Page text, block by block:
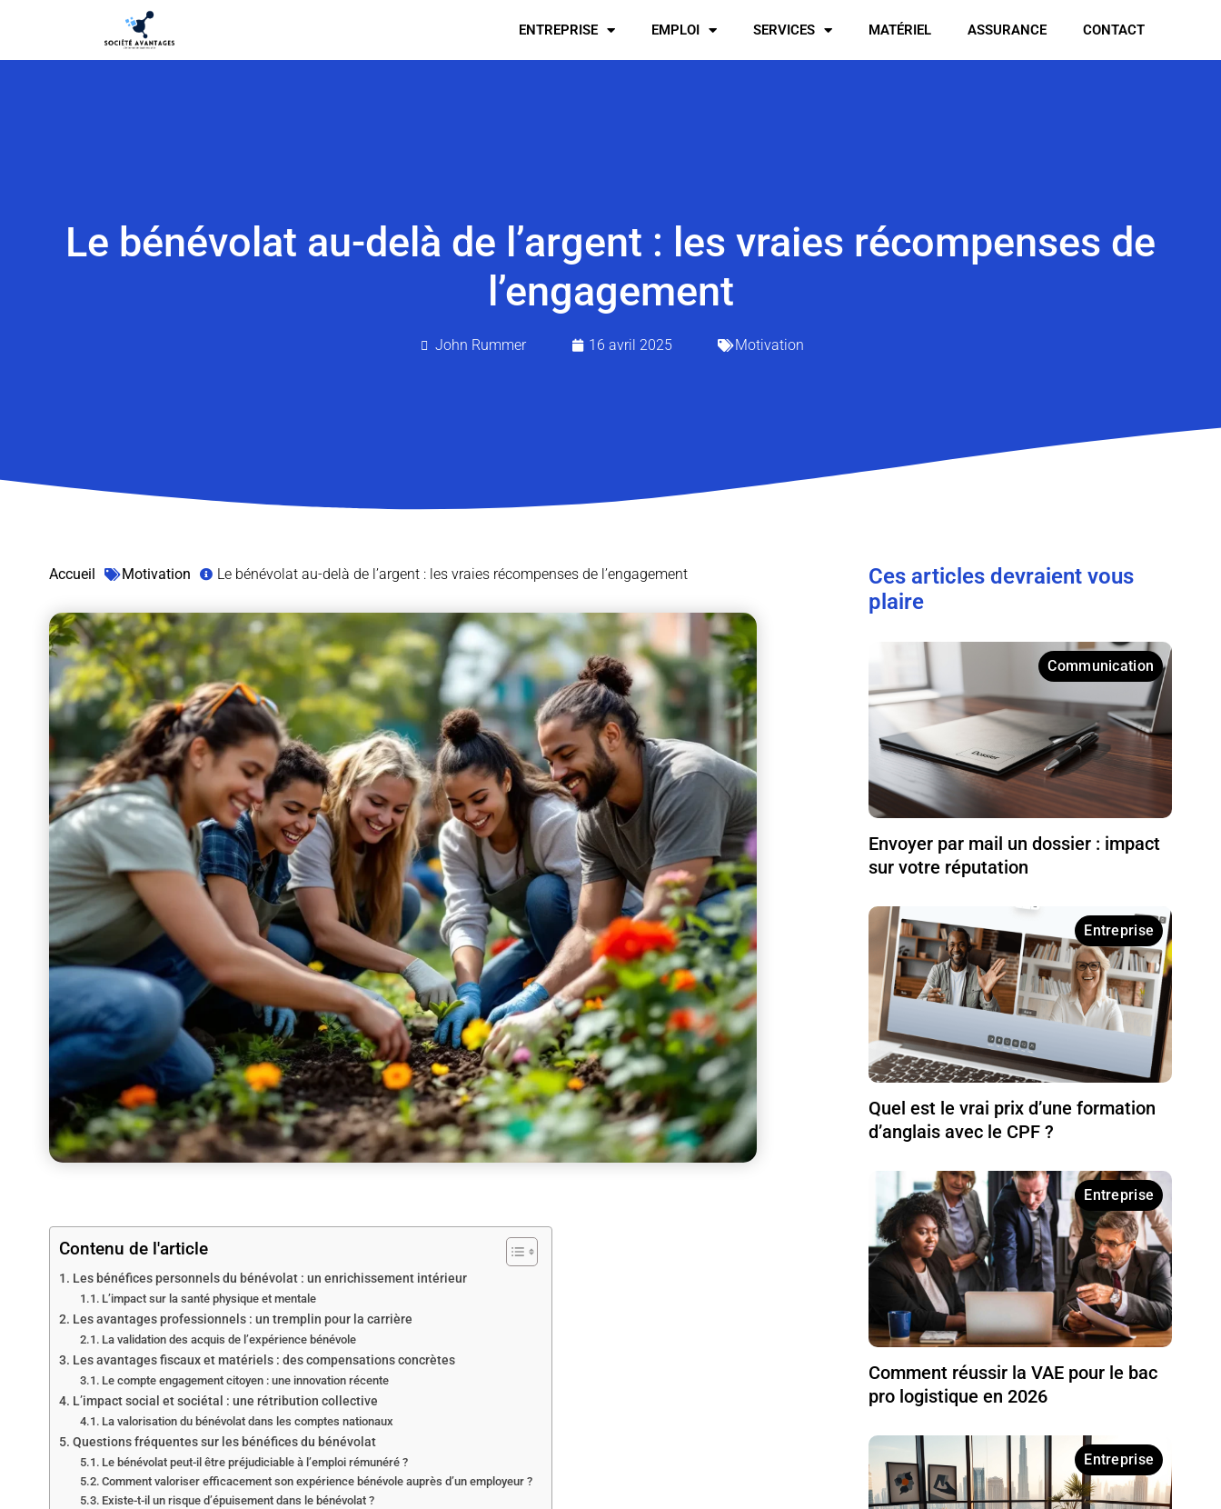
ENTREPRISE EMPLOI SERVICES MATÉRIEL ASSURANCE CONTACT
Le bénévolat au-delà de l’argent : les vraies récompenses de
l’engagement
John Rummer 16 avril 2025 Motivation
Accueil Motivation Le bénévolat au-delà de l’argent : les vraies récompenses de l’engagement
Contenu de l'article
Les bénéfices personnels du bénévolat : un enrichissement intérieur
L’impact sur la santé physique et mentale
Les avantages professionnels : un tremplin pour la carrière
La validation des acquis de l’expérience bénévole
Les avantages fiscaux et matériels : des compensations concrètes
Le compte engagement citoyen : une innovation récente
L’impact social et sociétal : une rétribution collective
La valorisation du bénévolat dans les comptes nationaux
Questions fréquentes sur les bénéfices du bénévolat
Le bénévolat peut-il être préjudiciable à l’emploi rémunéré ?
Comment valoriser efficacement son expérience bénévole auprès d’un employeur ?
Existe-t-il un risque d’épuisement dans le bénévolat ?
Ces articles devraient vous
plaire
Communication
Envoyer par mail un dossier : impact
sur votre réputation
Entreprise
Quel est le vrai prix d’une formation
d’anglais avec le CPF ?
Entreprise
Comment réussir la VAE pour le bac
pro logistique en 2026
Entreprise